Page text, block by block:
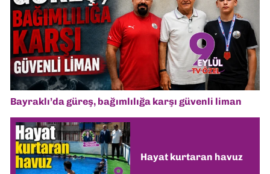
Bayraklı’da güreş, bağımlılığa karşı güvenli liman
Hayat kurtaran havuz